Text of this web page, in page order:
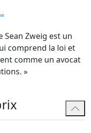
avocat de premier
un rôle de premier
majeures
Entertainment;
Limited;
Sean Zweig est un
comprend la loi et
comme un avocat
»